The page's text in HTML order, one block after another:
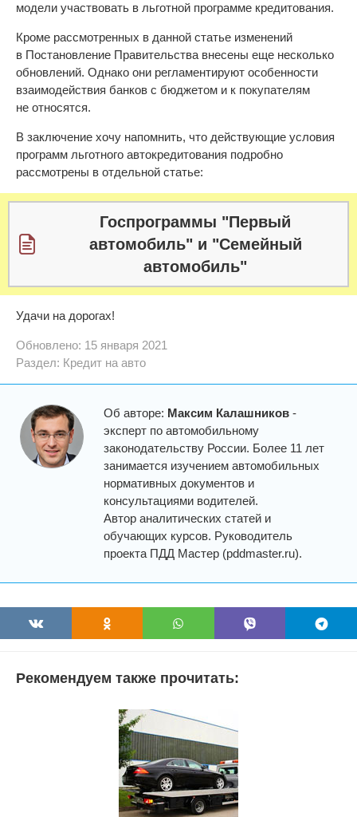
модели участвовать в льготной программе кредитования.
Кроме рассмотренных в данной статье изменений
в Постановление Правительства внесены еще несколько
обновлений. Однако они регламентируют особенности
взаимодействия банков с бюджетом и к покупателям
не относятся.
В заключение хочу напомнить, что действующие условия
программ льготного автокредитования подробно
рассмотрены в отдельной статье:
Госпрограммы "Первый
автомобиль" и "Семейный
автомобиль"
Удачи на дорогах!
Обновлено: 15 января 2021
Раздел: Кредит на авто
Об авторе: Максим Калашников -
эксперт по автомобильному
законодательству России. Более 11 лет
занимается изучением автомобильных
нормативных документов и
консультациями водителей.
Автор аналитических статей и
обучающих курсов. Руководитель
проекта ПДД Мастер (pddmaster.ru).
Рекомендуем также прочитать: